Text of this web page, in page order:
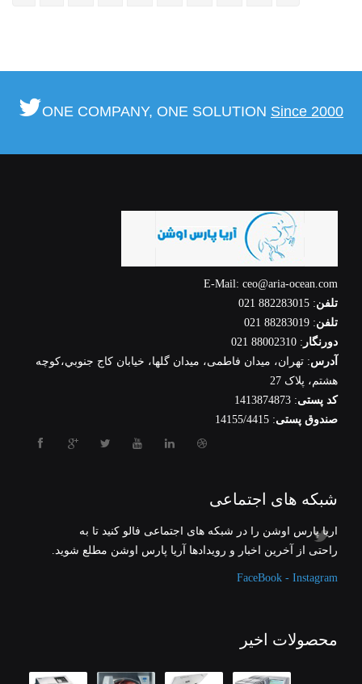
ONE COMPANY, ONE SOLUTION Since 2000
E-Mail: ceo@aria-ocean.com
تلفن: 882283015 021
تلفن: 88283019 021
دورنگار : 88002310 021
آدرس: تهران، ميدان فاطمی، میدان گلها، خيابان كاج جنوبي،كوچه
هشتم، پلاک 27
کد پستی: 1413874873
صندوق پستی: 14155/4415
شبکه های اجتماعی
آریا پارس اوشن را در شبکه های اجتماعی فالو کنید تا به
راحتی از آخرین اخبار و رویدادها آریا پارس اوشن مطلع شوید.
FaceBook - Instagram
محصولات اخیر